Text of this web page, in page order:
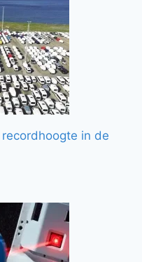
in de